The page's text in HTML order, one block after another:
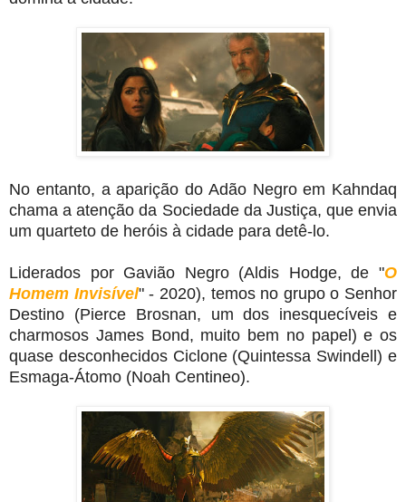
No entanto, a aparição do Adão Negro em Kahndaq
chama a atenção da Sociedade da Justiça, que envia
um quarteto de heróis à cidade para detê-lo.
Liderados por Gavião Negro (Aldis Hodge, de "O
Homem Invisível" - 2020), temos no grupo o Senhor
Destino (Pierce Brosnan, um dos inesquecíveis e
charmosos James Bond, muito bem no papel) e os
quase desconhecidos Ciclone (Quintessa Swindell) e
Esmaga-Átomo (Noah Centineo).